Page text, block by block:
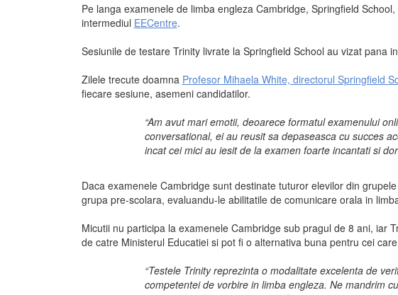
Pe langa examenele de limba engleza Cambridge, Springfield
intermediul EECentre.
Sesiunile de testare Trinity livrate la Springfield School au vizat
Zilele trecute doamna Profesor Mihaela White, directorul Springfield
fiecare sesiune, asemeni candidatilor.
“Am avut mari emotii, deoarece formatul examenului
conversational, ei au reusit sa depaseasca cu succes
incat cei mici au iesit de la examen foarte incantati si
Daca examenele Cambridge sunt destinate tuturor elevilor din
grupa pre-scolara, evaluandu-le abilitatile de comunicare orala in
Micutii nu participa la examenele Cambridge sub pragul de 8 ani, iar
de catre Ministerul Educatiei si pot fi o alternativa buna pentru cei
“Testele Trinity reprezinta o modalitate excelenta de
competentei de vorbire in limba engleza. Ne mandrim